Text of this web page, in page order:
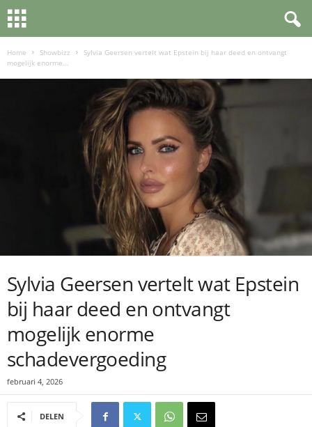
Home Showbizz
Sylvia Geersen vertelt wat Epstein bij haar deed en ontvangt
mogelijk enorme...
Sylvia Geersen vertelt wat Epstein
bij haar deed en ontvangt
mogelijk enorme
schadevergoeding
februari 4, 2026
DELEN